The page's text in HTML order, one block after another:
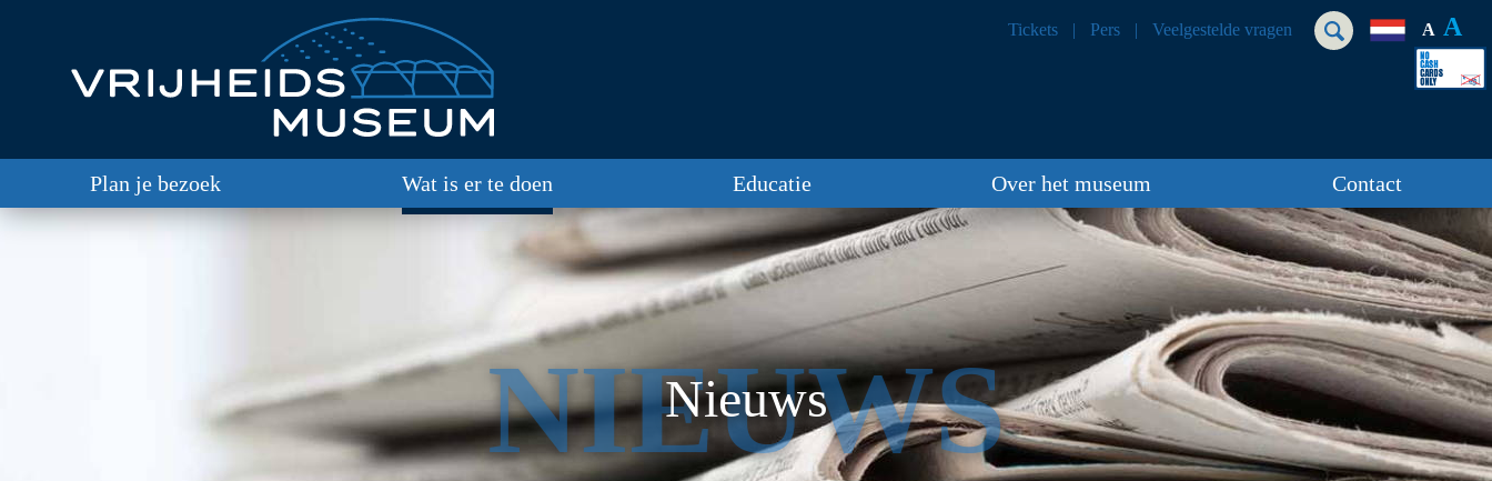
Tickets Pers Veelgestelde vragen A A
Plan je bezoek Wat is er te doen Educatie Over het museum Contact
Nieuws
NIEUWS